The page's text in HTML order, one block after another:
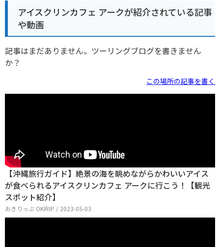
アイスクリンカフェ アークが紹介されている記事
や動画
記事はまだありません。ツーリングブログを書きません
か？
この場所の記事を書く
【沖縄旅行ガイド】絶景の海を眺めながらかわいいアイス
が食べられるアイスクリンカフェ アークに行こう！【観光
スポット紹介】
おきりっぷ OKIRIP / 2023-05-03